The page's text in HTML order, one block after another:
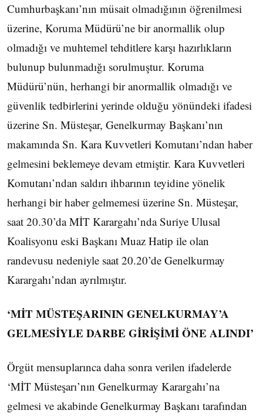
Cumhurbaşkanı’nın müsait olmadığının öğrenilmesi
üzerine, Koruma Müdürü’ne bir anormallik olup
olmadığı ve muhtemel tehditlere karşı hazırlıkların
bulunup bulunmadığı sorulmuştur. Koruma
Müdürü’nün, herhangi bir anormallik olmadığı ve
güvenlik tedbirlerini yerinde olduğu yönündeki ifadesi
üzerine Sn. Müsteşar, Genelkurmay Başkanı’nın
makamında Sn. Kara Kuvvetleri Komutanı’ndan haber
gelmesini beklemeye devam etmiştir. Kara Kuvvetleri
Komutanı’ndan saldırı ihbarının teyidine yönelik
herhangi bir haber gelmemesi üzerine Sn. Müsteşar,
saat 20.30’da MİT Karargahı’nda Suriye Ulusal
Koalisyonu eski Başkanı Muaz Hatip ile olan
randevusu nedeniyle saat 20.20’de Genelkurmay
Karargahı’ndan ayrılmıştır.
‘MİT MÜSTEŞARININ GENELKURMAY’A
GELMESİYLE DARBE GİRİŞİMİ ÖNE ALINDI’
Örgüt mensuplarınca daha sonra verilen ifadelerde
‘MİT Müsteşarı’nın Genelkurmay Karargahı’na
gelmesi ve akabinde Genelkurmay Başkanı tarafından